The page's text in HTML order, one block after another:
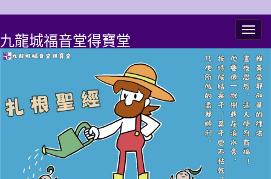
九龍城福音堂得寶堂